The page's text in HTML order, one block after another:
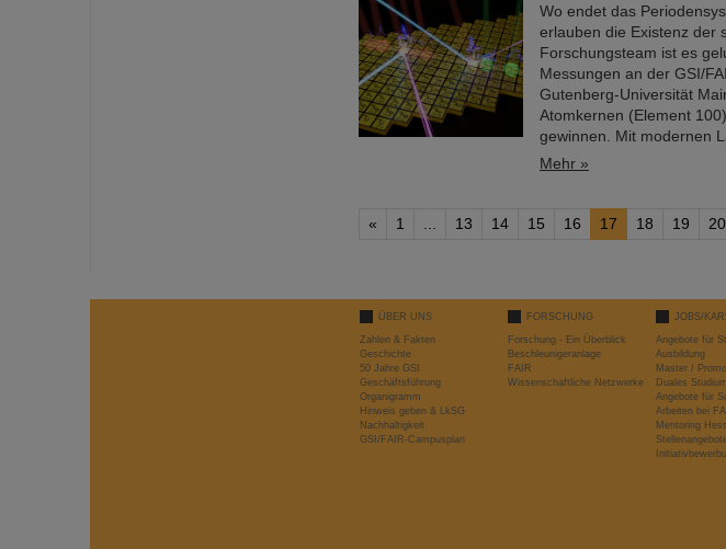
Wo endet das
erlauben die Existenz der
Forschungsteam ist es
Messungen an der GSI/
Gutenberg-Universität
Atomkernen (Element
gewinnen. Mit modernen
Mehr »
« 1 13 14 15 16 17 18 19 20
ÜBER UNS
Zahlen & Fakten
Geschichte
50 Jahre GSI
Geschäftsführung
Organigramm
Hinweis geben & LkSG
Nachhaltigkeit
GSI/FAIR-Campusplan
FORSCHUNG
Forschung - Ein Überblick
Beschleunigeranlage
FAIR
Wissenschaftliche Netzwerke
JOBS/
Angebote für
Ausbildung
Master /
Duales Studium
Angebote für
Arbeiten bei
Mentoring